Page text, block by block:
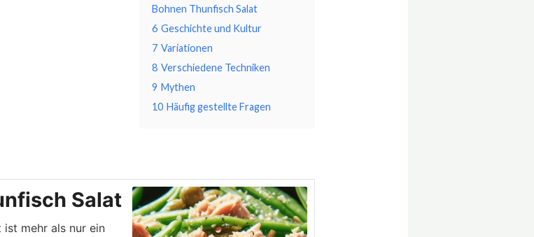
Bohnen Thunfisch Salat
6 Geschichte und Kultur
7 Variationen
8 Verschiedene Techniken
9 Mythen
10 Häufig gestellte Fragen
Salat
ist mehr als nur ein